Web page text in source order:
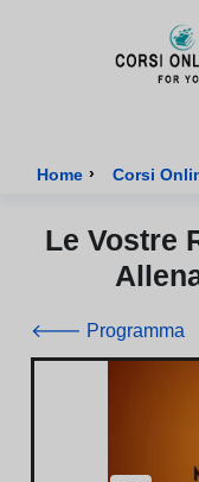
Home › Corsi
Le Vostre
🡐 Programma